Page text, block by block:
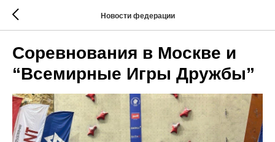
Новости федерации
Соревнования в Москве и
“Всемирные Игры Дружбы”